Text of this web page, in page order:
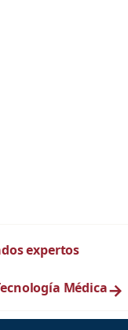
expertos
Médica→